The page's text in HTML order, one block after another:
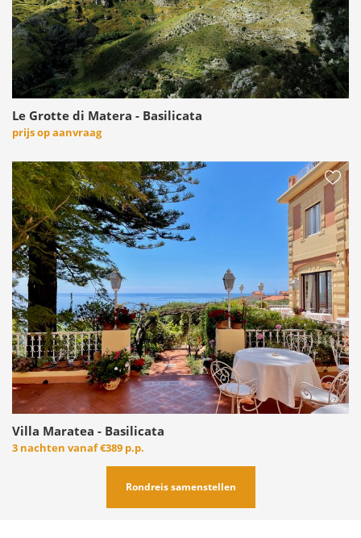
Le Grotte di Matera - Basilicata
prijs op aanvraag
Villa Maratea - Basilicata
3 nachten vanaf€389 p.p.
Rondreis samenstellen